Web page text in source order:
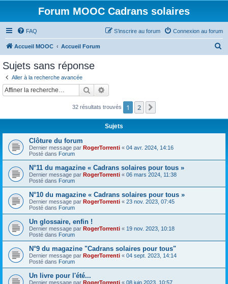
Forum MOOC Cadrans solaires
FAQ Connexion au forum
S’inscrire au forum
Accueil MOOC Accueil Forum
c
Sujets sans réponse
Aller à la recherche avancée
Rechercher
32 résultats trouvés 1 2
Sujets
Clôture du forum
Dernier message par RogerTorrenti « 04 avr. 2024, 14:16
Posté dans Forum
N°11 du magazine « Cadrans solaires pour tous »
Dernier message par RogerTorrenti « 06 mars 2024, 11:38
Posté dans Forum
N°10 du magazine « Cadrans solaires pour tous »
Dernier message par RogerTorrenti « 23 nov. 2023, 07:45
Posté dans Forum
Un glossaire, enfin !
Dernier message par RogerTorrenti « 19 nov. 2023, 10:18
Posté dans Forum
N°9 du magazine "Cadrans solaires pour tous"
Dernier message par RogerTorrenti « 04 sept. 2023, 14:14
Posté dans Forum
Un livre pour l'été...
Dernier message par RogerTorrenti « 08 juin 2023, 10:57